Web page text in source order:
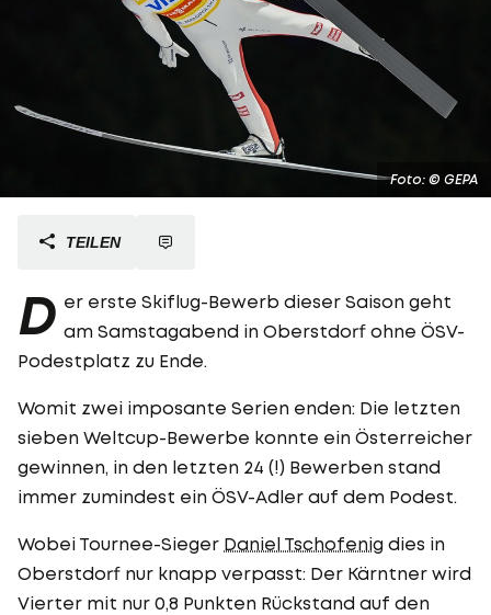
Foto: © GEPA
TEILEN
D er erste Skiflug-Bewerb dieser Saison geht
am Samstagabend in Oberstdorf ohne ÖSV-
Podestplatz zu Ende.
Womit zwei imposante Serien enden: Die letzten
sieben Weltcup-Bewerbe konnte ein Österreicher
gewinnen, in den letzten 24 (!) Bewerben stand
immer zumindest ein ÖSV-Adler auf dem Podest.
Wobei Tournee-Sieger Daniel Tschofenig dies in
Oberstdorf nur knapp verpasst: Der Kärntner wird
Vierter mit nur 0,8 Punkten Rückstand auf den